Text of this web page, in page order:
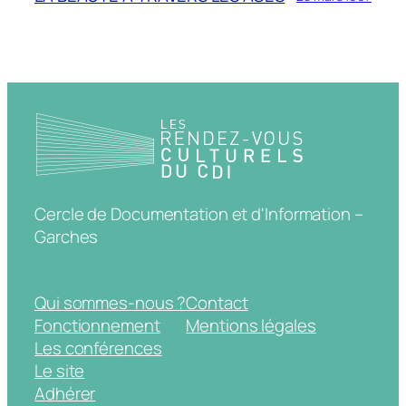
Cercle de Documentation et d'Information –
Garches
Qui sommes-nous ?
Fonctionnement
Les conférences
Le site
Adhérer
Contact
Mentions légales